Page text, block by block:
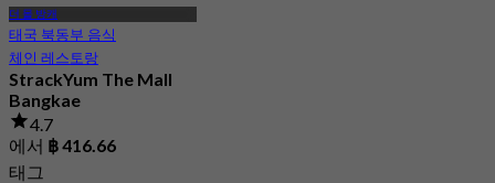
더 몰 방캐
태국 북동부 음식
체인 레스토랑
StrackYum The Mall
Bangkae
4.7
에서 ฿ 416.66
태그